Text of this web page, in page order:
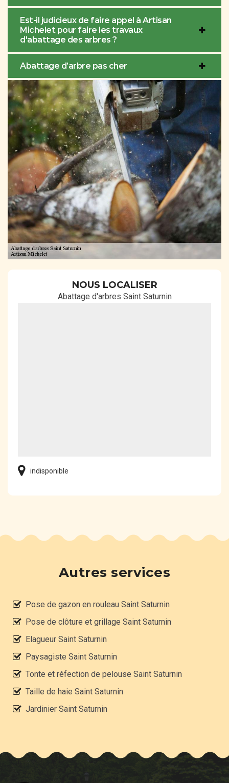
Est-il judicieux de faire appel à Artisan
Michelet pour faire les travaux
d'abattage des arbres ?
Abattage d’arbre pas cher
NOUS LOCALISER
Abattage d'arbres Saint Saturnin
indisponible
Autres services
Pose de gazon en rouleau Saint Saturnin
Pose de clôture et grillage Saint Saturnin
Elagueur Saint Saturnin
Paysagiste Saint Saturnin
Tonte et réfection de pelouse Saint Saturnin
Taille de haie Saint Saturnin
Jardinier Saint Saturnin